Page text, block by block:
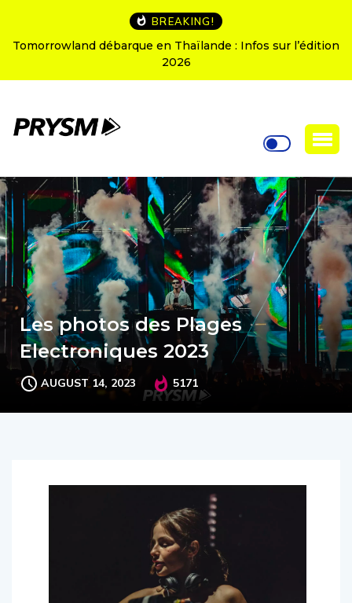
BREAKING!
Tomorrowland débarque en Thaïlande : Infos sur l’édition
2026
Les photos des Plages
Electroniques 2023
AUGUST 14, 2023 5171